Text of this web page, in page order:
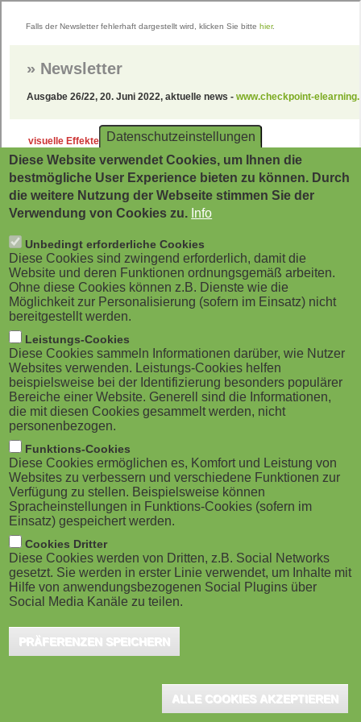
zum
Datenschutzeinstellungen
Diese Website verwendet Cookies, um Ihnen die
bestmögliche User Experience bieten zu können. Durch
die weitere Nutzung der Webseite stimmen Sie der
Verwendung von Cookies zu. Info
Unbedingt erforderliche Cookies
Diese Cookies sind zwingend erforderlich, damit die
Website und deren Funktionen ordnungsgemäß arbeiten.
Ohne diese Cookies können z.B. Dienste wie die
Möglichkeit zur Personalisierung (sofern im Einsatz) nicht
bereitgestellt werden.
Leistungs-Cookies
Diese Cookies sammeln Informationen darüber, wie Nutzer
Websites verwenden. Leistungs-Cookies helfen
beispielsweise bei der Identifizierung besonders populärer
Bereiche einer Website. Generell sind die Informationen,
die mit diesen Cookies gesammelt werden, nicht
personenbezogen.
Funktions-Cookies
Diese Cookies ermöglichen es, Komfort und Leistung von
Websites zu verbessern und verschiedene Funktionen zur
Verfügung zu stellen. Beispielsweise können
Spracheinstellungen in Funktions-Cookies (sofern im
Einsatz) gespeichert werden.
Cookies Dritter
Diese Cookies werden von Dritten, z.B. Social Networks
gesetzt. Sie werden in erster Linie verwendet, um Inhalte mit
Hilfe von anwendungsbezogenen Social Plugins über
Social Media Kanäle zu teilen.
PRÄFERENZEN SPEICHERN
ALLE COOKIES AKZEPTIEREN